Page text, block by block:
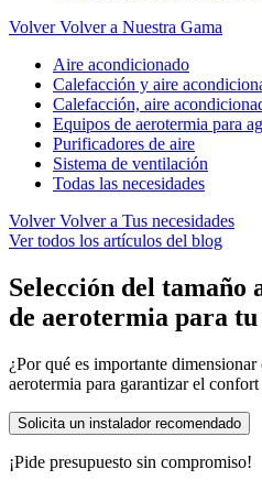
Volver Volver a Nuestra Gama
Aire acondicionado
Calefacción y aire
Calefacción, aire
Equipos de aerotermia para
Purificadores de aire
Sistema de ventilación
Todas las necesidades
Volver Volver a Tus necesidades
Ver todos los artículos del blog
Selección del tamaño
de aerotermia para
¿Por qué es importante
aerotermia para garantizar el
Solicita un instalador recomendado
¡Pide presupuesto sin compromiso!